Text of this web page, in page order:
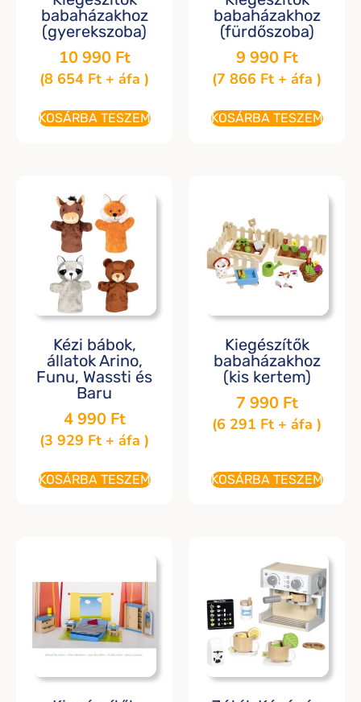
babaházakhoz
(gyerekszoba)
10 990 Ft
(8 654 Ft + áfa )
KOSÁRBA TESZEM
babaházakhoz
(fürdőszoba)
9 990 Ft
(7 866 Ft + áfa )
KOSÁRBA TESZEM
Kézi bábok,
állatok Arino,
Funu, Wassti és
Baru
4 990 Ft
(3 929 Ft + áfa )
KOSÁRBA TESZEM
Kiegészítők
babaházakhoz
(kis kertem)
7 990 Ft
(6 291 Ft + áfa )
KOSÁRBA TESZEM